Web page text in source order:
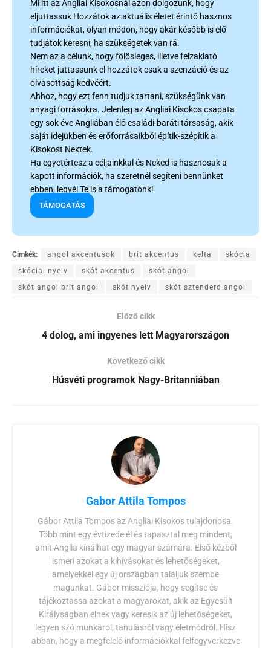
Mi itt az Angliai Kisokosnál azon dolgozunk, hogy
eljuttassuk Hozzátok az aktuális életet érintő hasznos
információkat, olyan módon, hogy akár később is elő
tudjátok keresni, ha szükségetek van rá.
Nem az a célunk, hogy fölösleges, illetve felzaklató
híreket juttassunk el hozzátok csak a szenzáció és az
olvasottság kedvéért.
Ahhoz, hogy ezt fenn tudjuk tartani, szükségünk van
anyagi forrásokra. Jelenleg az Angliai Kisokos csapata
egy sok éve Angliában élő családi-baráti társaság, akik
saját idejükben és erőforrásaikból építik-szépítik a
Kisokost Nektek.
Ha egyetértesz a céljainkkal és Neked is hasznosak a
kapott információk, ha szeretnél segíteni bennünket
ebben, legyél Te is a támogatónk!
TÁMOGATÁS
Címkék: angol akcentusok brit akcentus kelta
skócia
skóciai nyelv
skót akcentus
skót angol
skót angol brit angol
skót nyelv skót sztenderd angol
Előző cikk
4 dolog, ami ingyenes lett Magyarországon
Következő cikk
Húsvéti programok Nagy-Britanniában
Gabor Attila Tompos
Gábor Attila Tompos az Angliai Kisokos tulajdonosa.
Több mint egy évtizede él és tapasztal meg mindent,
amit Anglia kínálhat egy magyar számára. Első kézből
ismeri azokat a kihívásokat és lehetőségeket,
amelyekkel egy új országban találjuk szembe
magunkat. Gábor missziója, hogy segítse és
tájékoztassa azokat a magyarokat, akik az Egyesült
Királyságban élnek vagy keresik az új lehetőségeket,
legyen szó munkáról, tanulásról vagy életmódról. Hisz
abban, hogy a megfelelő információkkal felfegyverkezve